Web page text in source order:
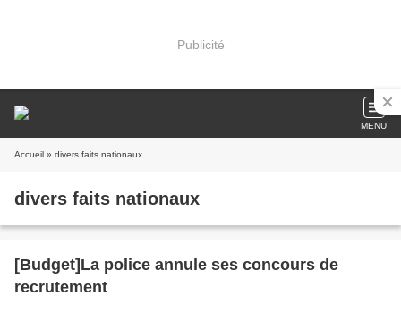
Publicité
MENU
Accueil » divers faits nationaux
divers faits nationaux
[Budget]La police annule ses concours de
recrutement